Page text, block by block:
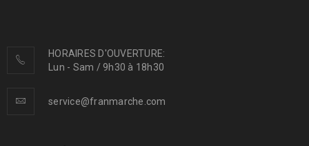
HORAIRES D'OUVERTURE:
Lun - Sam / 9h30 à 18h30
service@franmarche.com